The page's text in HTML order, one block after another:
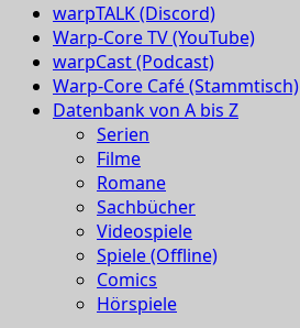
warpTALK (Discord)
Warp-Core TV (YouTube)
warpCast (Podcast)
Warp-Core Café (Stammtisch)
Datenbank von A bis Z
Serien
Filme
Romane
Sachbücher
Videospiele
Spiele (Offline)
Comics
Hörspiele